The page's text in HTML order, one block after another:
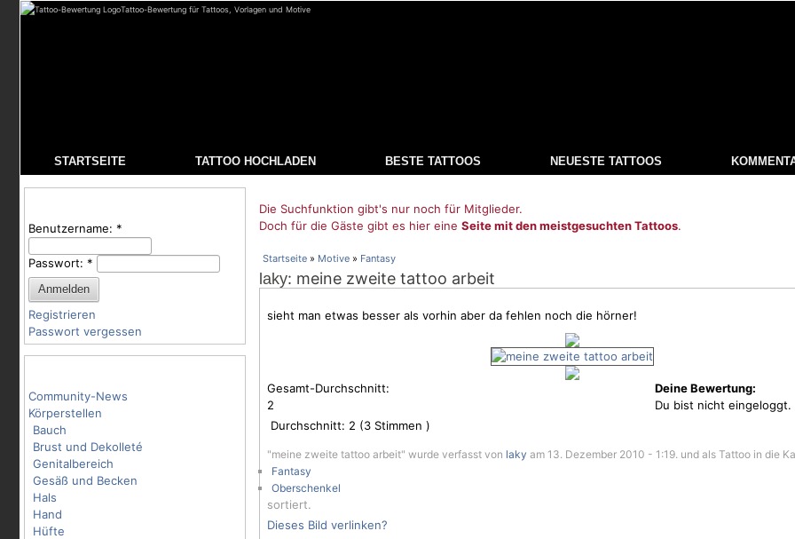
Tattoo-Bewertung für Tattoos, Vorlagen und Motive
STARTSEITE TATTOO HOCHLADEN BESTE TATTOOS NEUESTE TATTOOS
Benutzername: *
Passwort: *
Registrieren
Passwort vergessen
Community-News
Körperstellen
Bauch
Brust und Dekolleté
Genitalbereich
Gesäß und Becken
Hals
Hand
Hüfte
Die Suchfunktion gibt's nur noch für Mitglieder.
Doch für die Gäste gibt es hier eine Seite mit den meistgesuchten Tattoos.
Startseite » Motive » Fantasy
laky: meine zweite tattoo arbeit
sieht man etwas besser als vorhin aber da fehlen noch die hörner!
Gesamt-Durchschnitt:
2
Durchschnitt: 2 (3 Stimmen )
Deine Bewertung:
Du bist nicht eingeloggt.
"meine zweite tattoo arbeit" wurde verfasst von laky am 13. Dezember 2010 - 1:19. und als Tattoo in die
Fantasy
Oberschenkel
sortiert.
Dieses Bild verlinken?